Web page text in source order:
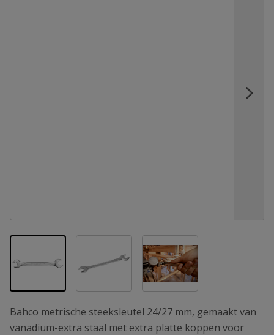
View larger imageView larger image
Bahco metrische steeksleutel 24/27 mm, gemaakt van
vanadium-extra staal met extra platte koppen voor